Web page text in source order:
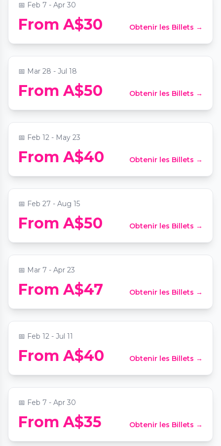
📅 Feb 7 - Apr 30
From A$30 Obtenir les Billets →
Candlelight: Tribute to The Beatles
📍Grand Lodge at Sydney Masonic Centre
📅 Mar 28 - Jul 18
From A$50 Obtenir les Billets →
Candlelight: Tribute to Coldplay
📍St Stephen's Uniting Church
📅 Feb 12 - May 23
From A$40 Obtenir les Billets →
Candlelight: Best of Fleetwood Mac
📍Grand Lodge at Sydney Masonic Centre
📅 Feb 27 - Aug 15
From A$50 Obtenir les Billets →
Candlelight: The Lord of the Rings
📍Grand Lodge at Sydney Masonic Centre
📅 Mar 7 - Apr 23
From A$47 Obtenir les Billets →
Candlelight: Tribute to ABBA
📍St Stephen's Uniting Church
📅 Feb 12 - Jul 11
From A$40 Obtenir les Billets →
The Last Stronghold, an epic medieval
adventure
📍Fever Pavilion at Sydney Showground
📅 Feb 7 - Apr 30
From A$35 Obtenir les Billets →
Sydney Harbour Dinner Cruise
📍Captain Cook Cruises - Wharf 1 Departures